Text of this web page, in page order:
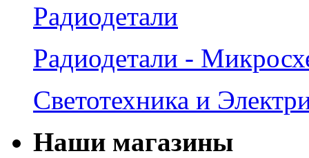
Радиодетали
Радиодетали -
Светотехника и
Наши магазины